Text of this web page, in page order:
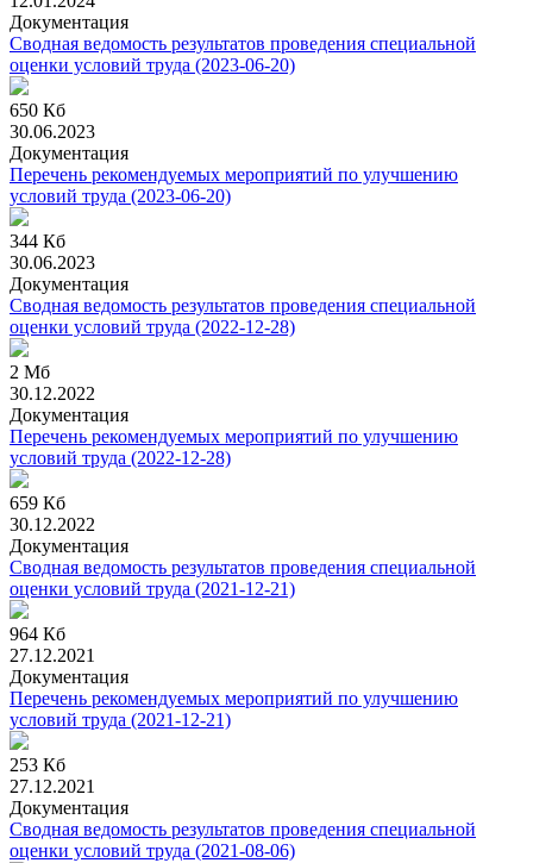
Документация
Сводная ведомость результатов проведения специальной
оценки условий труда (2023-06-20)
650 Кб
30.06.2023
Документация
Перечень рекомендуемых мероприятий по улучшению
условий труда (2023-06-20)
344 Кб
30.06.2023
Документация
Сводная ведомость результатов проведения специальной
оценки условий труда (2022-12-28)
2 Мб
30.12.2022
Документация
Перечень рекомендуемых мероприятий по улучшению
условий труда (2022-12-28)
659 Кб
30.12.2022
Документация
Сводная ведомость результатов проведения специальной
оценки условий труда (2021-12-21)
964 Кб
27.12.2021
Документация
Перечень рекомендуемых мероприятий по улучшению
условий труда (2021-12-21)
253 Кб
27.12.2021
Документация
Сводная ведомость результатов проведения специальной
оценки условий труда (2021-08-06)